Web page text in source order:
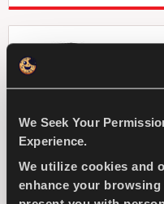
We Seek Your
Experience.
We utilize cookies and
enhance your
Herausforderung
für Ihren SUV